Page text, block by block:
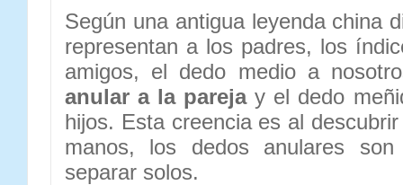
Según una antigua leyenda china
representan a los padres, los
amigos, el dedo medio a
anular a la parejay el dedo
hijos. Esta creencia es al
manos, los dedos anulares
separar solos.